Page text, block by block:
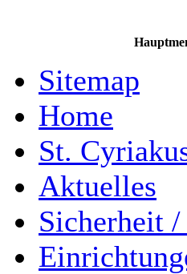
Sitemap
Home
St.
Aktuelles
Sicherheit